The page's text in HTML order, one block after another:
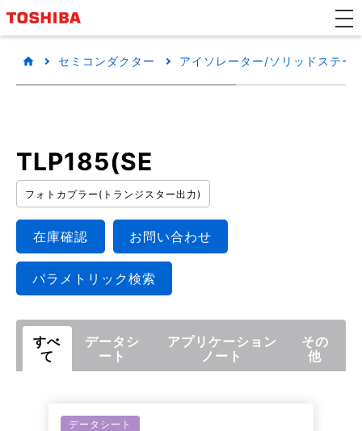
セミコンダクター アイソレーター/ソリッドステー
TLP185(SE
フォトカプラー(トランジスター出力)
在庫確認 お問い合わせ
パラメトリック検索
すべ
て
データシ
ート
アプリケーション
ノート
その
他
データシート